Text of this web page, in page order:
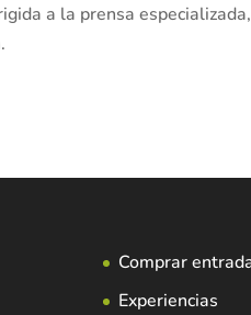
a la prensa
Comprar
Experiencias